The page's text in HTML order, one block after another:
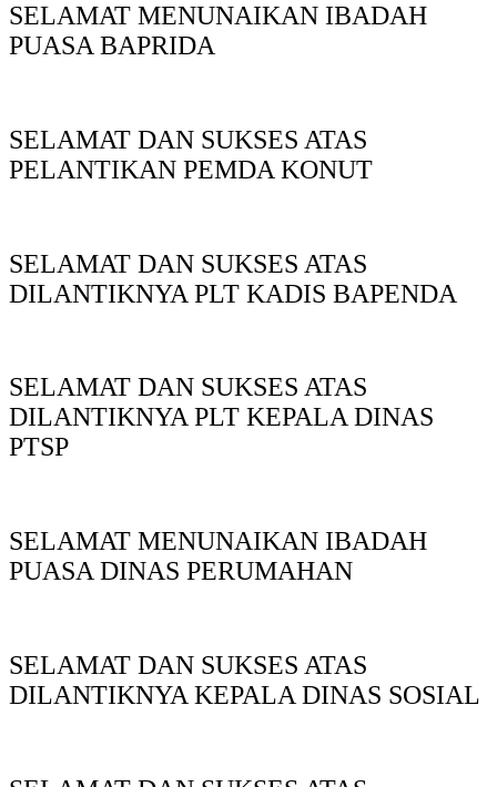
SELAMAT MENUNAIKAN IBADAH
PUASA BAPRIDA
SELAMAT DAN SUKSES ATAS
PELANTIKAN PEMDA KONUT
SELAMAT DAN SUKSES ATAS
DILANTIKNYA PLT KADIS BAPENDA
SELAMAT DAN SUKSES ATAS
DILANTIKNYA PLT KEPALA DINAS
PTSP
SELAMAT MENUNAIKAN IBADAH
PUASA DINAS PERUMAHAN
SELAMAT DAN SUKSES ATAS
DILANTIKNYA KEPALA DINAS SOSIAL